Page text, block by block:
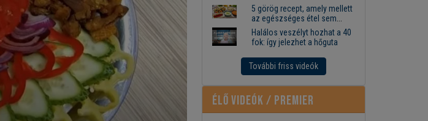
5 görög recept, amely mellett
az egészséges étel sem
tűnik lemondásnak
Halálos veszélyt hozhat a 40
fok: így jelezhet a hőguta
További friss videók
Élő videók / Premier